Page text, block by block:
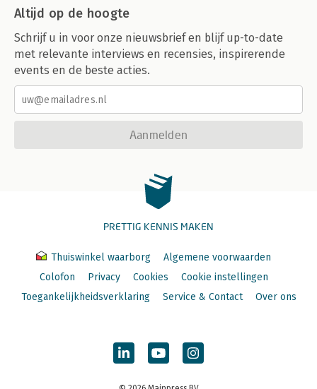
Altijd op de hoogte
Schrijf u in voor onze nieuwsbrief en blijf up-to-date
met relevante interviews en recensies, inspirerende
events en de beste acties.
Aanmelden
PRETTIG KENNIS MAKEN
Thuiswinkel waarborg
Algemene voorwaarden
Colofon
Privacy Cookies
Cookie instellingen
Toegankelijkheidsverklaring
Service & Contact Over ons